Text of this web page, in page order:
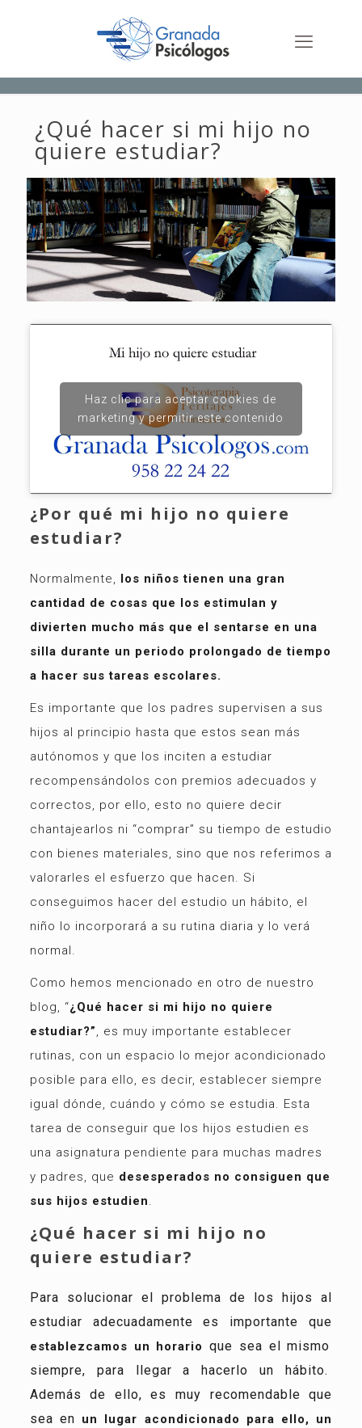
¿Qué hacer si mi hijo no
quiere estudiar?
Haz clic para aceptar cookies de
marketing y permitir este contenido
¿Por qué mi hijo no quiere
estudiar?
Normalmente, los niños tienen una gran
cantidad de cosas que los estimulan y
divierten mucho más que el sentarse en una
silla durante un periodo prolongado de tiempo
a hacer sus tareas escolares.
Es importante que los padres supervisen a sus
hijos al principio hasta que estos sean más
autónomos y que los inciten a estudiar
recompensándolos con premios adecuados y
correctos, por ello, esto no quiere decir
chantajearlos ni “comprar” su tiempo de estudio
con bienes materiales, sino que nos referimos a
valorarles el esfuerzo que hacen. Si
conseguimos hacer del estudio un hábito, el
niño lo incorporará a su rutina diaria y lo verá
normal.
Como hemos mencionado en otro de nuestro
blog, “¿Qué hacer si mi hijo no quiere
estudiar?”, es muy importante establecer
rutinas, con un espacio lo mejor acondicionado
posible para ello, es decir, establecer siempre
igual dónde, cuándo y cómo se estudia. Esta
tarea de conseguir que los hijos estudien es
una asignatura pendiente para muchas madres
y padres, que desesperados no consiguen que
sus hijos estudien.
¿Qué hacer si mi hijo no
quiere estudiar?
Para solucionar el problema de los hijos al
estudiar adecuadamente es importante que
establezcamos un horario que sea el mismo
siempre, para llegar a hacerlo un hábito.
Además de ello, es muy recomendable que
sea en un lugar acondicionado para ello, un